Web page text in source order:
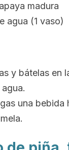
madura
agua (1 vaso)
y bátelas en
una bebida